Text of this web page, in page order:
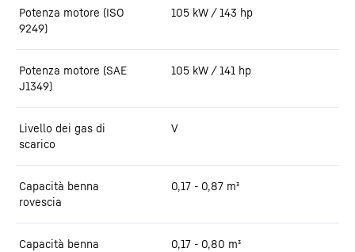
Potenza motore (ISO
9249)
105 kW / 143 hp
Potenza motore (SAE
J1349)
105 kW / 141 hp
Livello dei gas di
scarico
V
Capacità benna
rovescia
0,17 - 0,87 m³
Capacità benna
0,17 - 0,80 m³